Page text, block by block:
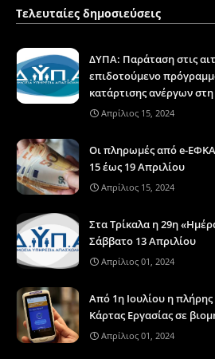
Τελευταίες δημοσιεύσεις
ΔΥΠΑ: Παράταση στις
επιδοτούμενο
κατάρτισης ανέργων
Απρίλιος 15, 2024
Οι πληρωμές από e-
15 έως 19 Απριλίου
Απρίλιος 15, 2024
Στα Τρίκαλα η 29η
Σάββατο 13 Απριλίου
Απρίλιος 01, 2024
Από 1η Ιουλίου η
Κάρτας Εργασίας σε
Απρίλιος 01, 2024